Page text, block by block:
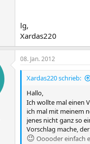
lg,
Xardas220
08. Jan. 2012
Xardas220 schrieb:
Hallo,
Ich wollte mal einen
ich mal mit meinem
jenes nicht ganz so
Vorschlag mache,
😉 Ooooder einfach